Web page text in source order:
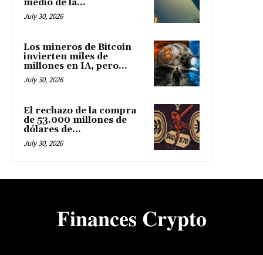
medio de la...
July 30, 2026
Los mineros de Bitcoin
invierten miles de
millones en IA, pero...
July 30, 2026
El rechazo de la compra
de 53.000 millones de
dólares de...
July 30, 2026
𝐅𝐢𝐧𝐚𝐧𝐜𝐞𝐬 𝐂𝐫𝐲𝐩𝐭𝐨